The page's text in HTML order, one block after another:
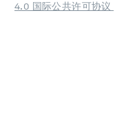
4.0 国际公共许可协议